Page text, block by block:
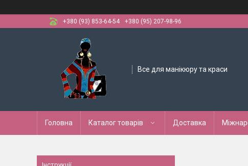
+380 (93) 853-64-54 +380 (95) 207-98-96
Все для манікюру та краси
Головна Каталог товарів Доставка